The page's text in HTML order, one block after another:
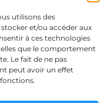
utilisons des
et/ou accéder aux
à ces technologies
que le comportement
Le fait de ne pas
peut avoir un effet
&